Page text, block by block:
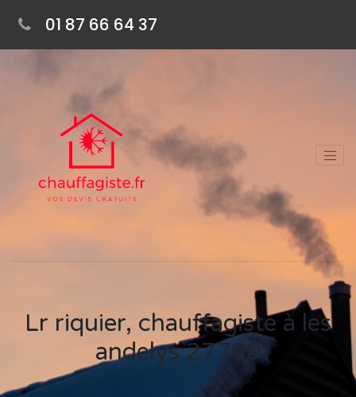
01 87 66 64 37
Lr riquier, chauffagiste à les
andelys 27700